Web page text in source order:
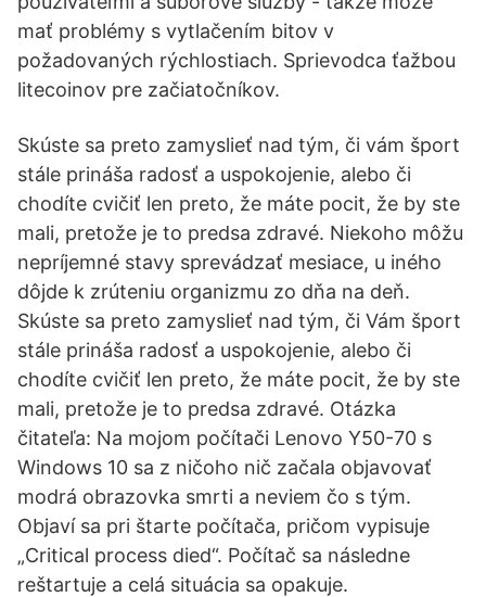
mať problémy s vytlačením bitov v
požadovaných rýchlostiach. Sprievodca ťažbou
litecoinov pre začiatočníkov.
Skúste sa preto zamyslieť nad tým, či vám šport
stále prináša radosť a uspokojenie, alebo či
chodíte cvičiť len preto, že máte pocit, že by ste
mali, pretože je to predsa zdravé. Niekoho môžu
nepríjemné stavy sprevádzať mesiace, u iného
dôjde k zrúteniu organizmu zo dňa na deň.
Skúste sa preto zamyslieť nad tým, či Vám šport
stále prináša radosť a uspokojenie, alebo či
chodíte cvičiť len preto, že máte pocit, že by ste
mali, pretože je to predsa zdravé. Otázka
čitateľa: Na mojom počítači Lenovo Y50-70 s
Windows 10 sa z ničoho nič začala objavovať
modrá obrazovka smrti a neviem čo s tým.
Objaví sa pri štarte počítača, pričom vypisuje
„Critical process died“. Počítač sa následne
reštartuje a celá situácia sa opakuje.